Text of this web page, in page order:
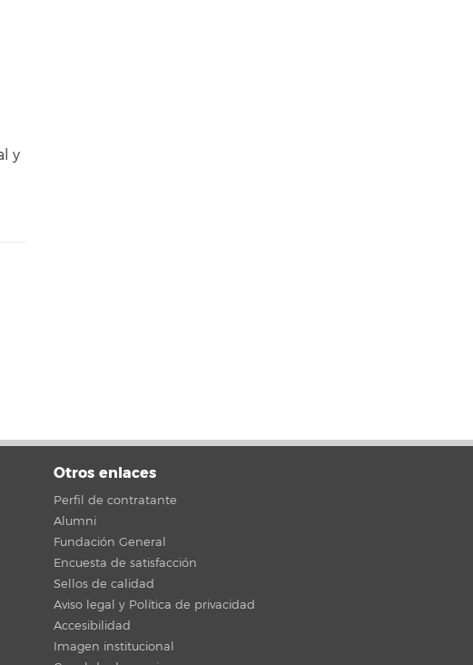
y
Otros enlaces
Perfil de contratante
Alumni
Fundación General
Encuesta de satisfacción
Sellos de calidad
Aviso legal y Política de privacidad
Accesibilidad
Imagen institucional